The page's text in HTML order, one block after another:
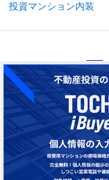
投資マンション内装